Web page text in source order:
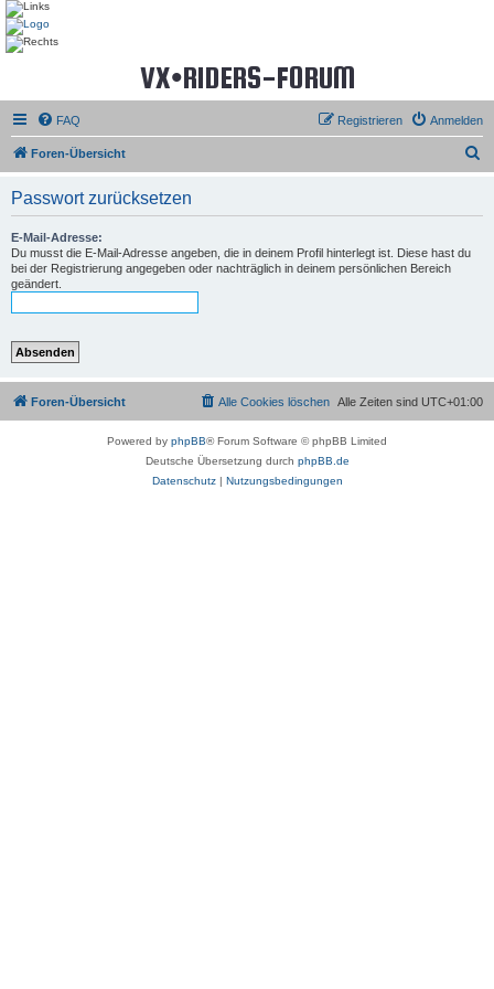
VX•RIDERS-FORUM
FAQ Anmelden
Registrieren
Foren-Übersicht
Passwort zurücksetzen
E-Mail-Adresse:
Du musst die E-Mail-Adresse angeben, die in deinem Profil hinterlegt ist. Diese hast du
bei der Registrierung angegeben oder nachträglich in deinem persönlichen Bereich
geändert.
Foren-Übersicht Alle Zeiten sind UTC+01:00
Alle Cookies löschen
Powered by phpBB® Forum Software © phpBB Limited
Deutsche Übersetzung durch phpBB.de
Datenschutz| Nutzungsbedingungen